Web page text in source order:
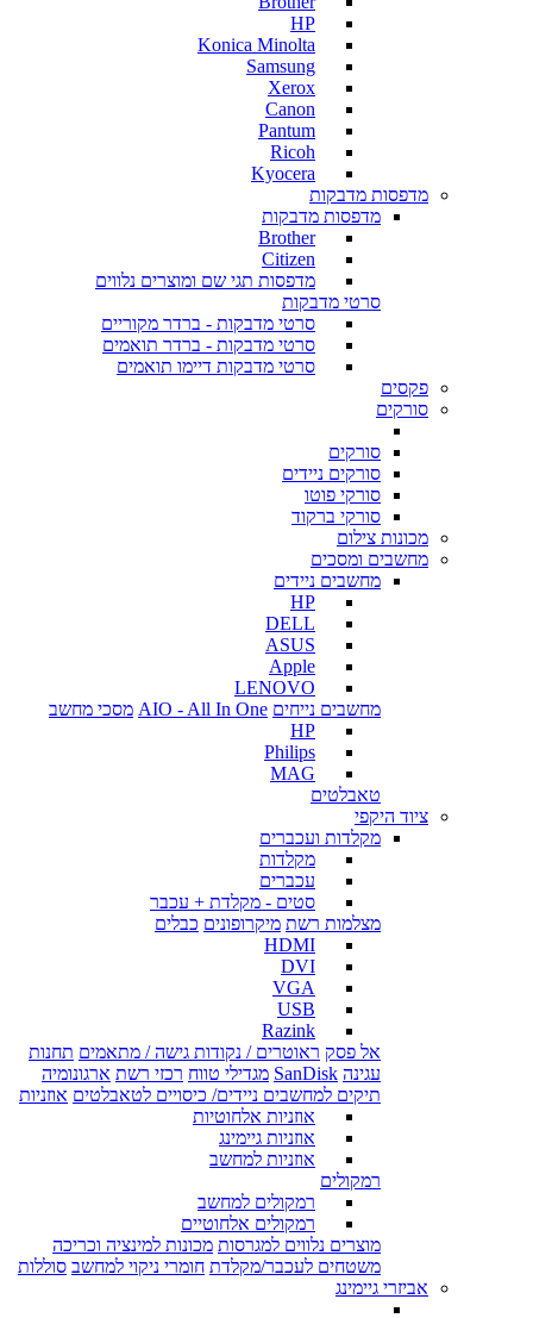
HP
Konica Minolta
Samsung
Xerox
Canon
Pantum
Ricoh
Kyocera
מדפסות מדבקות
מדפסות מדבקות
Brother
Citizen
מדפסות תגי שם ומוצרים נלווים
סרטי מדבקות
סרטי מדבקות - ברדר מקוריים
סרטי מדבקות - ברדר תואמים
סרטי מדבקות דיימו תואמים
פקסים
סורקים
סורקים
סורקים ניידים
סורקי פוטו
סורקי ברקוד
מכונות צילום
מחשבים ומסכים
מחשבים ניידים
HP
DELL
ASUS
Apple
LENOVO
מחשבים נייחים AIO - All In One מסכי מחשב
HP
Philips
MAG
טאבלטים
ציוד היקפי
מקלדות ועכברים
מקלדות
עכברים
סטים - מקלדת + עכבר
מצלמות רשת מיקרופונים כבלים
HDMI
DVI
VGA
USB
Razink
אל פסק ראוטרים / נקודות גישה / מתאמים תחנות
עגינה SanDisk מגדילי טווח רכזי רשת ארגונומיה
תיקים למחשבים ניידים/ כיסויים לטאבלטים אוזניות
אוזניות אלחוטיות
אוזניות גיימינג
אוזניות למחשב
רמקולים
רמקולים למחשב
רמקולים אלחוטיים
מוצרים נלווים למגרסות מכונות למינציה וכריכה
משטחים לעכבר/מקלדת חומרי ניקוי למחשב סוללות
אביזרי גיימינג